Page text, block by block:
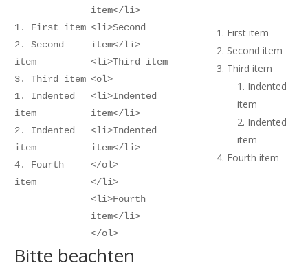
1. First item
2. Second
item
3. Third item
1. Indented
item
2. Indented
item
4. Fourth
item
item</li>
<li>Second
item</li>
<li>Third item
<ol>
<li>Indented
item</li>
<li>Indented
item</li>
</ol>
</li>
<li>Fourth
item</li>
</ol>
First item
Second item
Third item
Indented
item
Indented
item
Fourth item
Bitte beachten